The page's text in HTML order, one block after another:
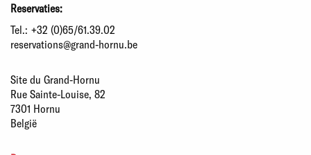
Reservaties:
Tel.: +32 (0)65/61.39.02
reservations@grand-hornu.be
Site du Grand-Hornu
Rue Sainte-Louise, 82
7301 Hornu
België